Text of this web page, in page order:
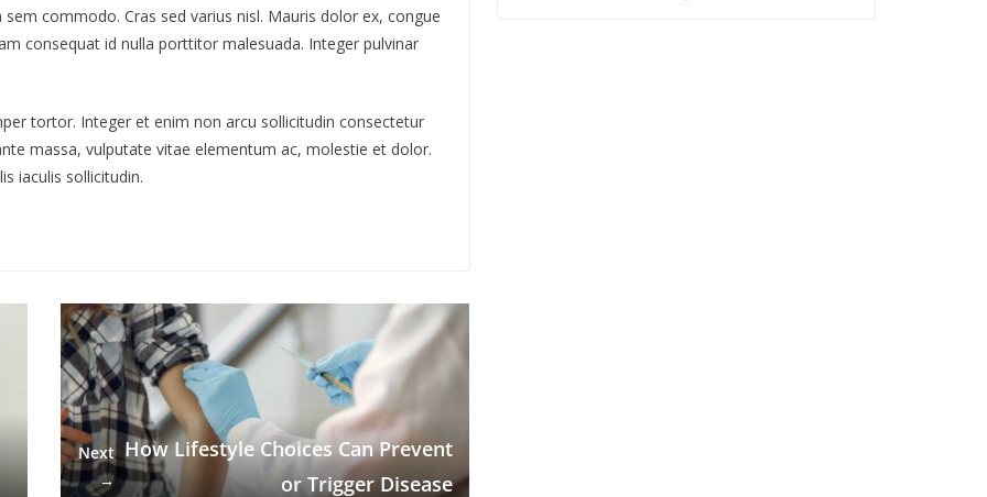
commodo. Cras sed varius nisl. Mauris dolor ex, congue
consequat id nulla porttitor malesuada. Integer pulvinar
tortor. Integer et enim non arcu sollicitudin consectetur
massa, vulputate vitae elementum ac, molestie et dolor.
iaculis sollicitudin.
Next
→
How Lifestyle Choices Can Prevent
or Trigger Disease